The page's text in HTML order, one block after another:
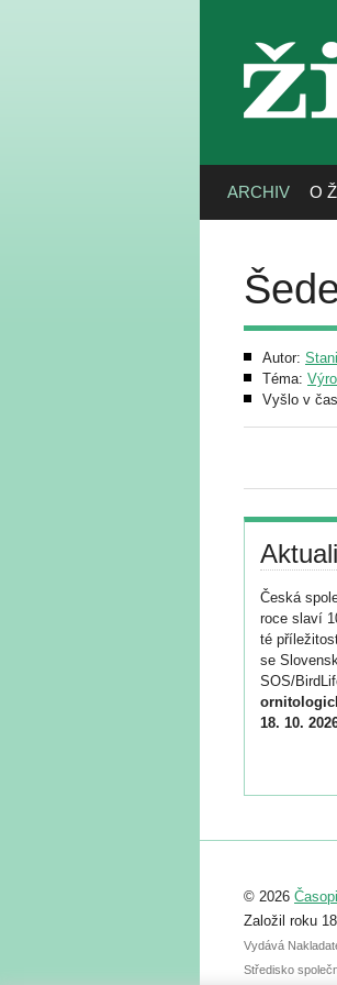
ARCHIV O
Autor:
Téma:
Vyšlo v
Česká
roce slaví
té
se
SOS/
18. 10.
abstraktu
posteru je
© 2026
Založil roku
Vydává
Středisko